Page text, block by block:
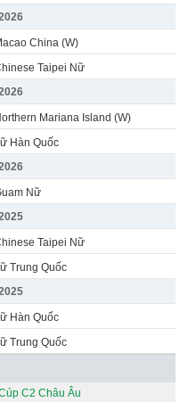
China (W)
Taipei Nữ
Mariana Island (W)
Hàn Quốc
Nữ
Taipei Nữ
Trung Quốc
Hàn Quốc
Trung Quốc
C2 Châu Âu